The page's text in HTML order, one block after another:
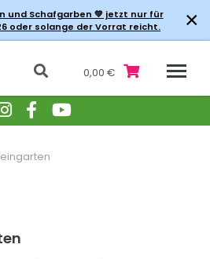
und Schafgarben 💚 jetzt nur für
oder solange der Vorrat reicht.
×
0,00 €